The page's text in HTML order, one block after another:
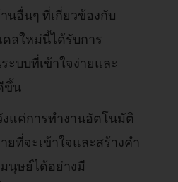
นอื่นๆ ที่เกี่ยวข้องกับ
ลใหม่นี้ได้รับการ
ะบบที่เข้าใจง่ายและ
ขึ้น
แค่การทำงานอัตโนมัติ
ยที่จะเข้าใจและสร้างคำ
นุษย์ได้อย่างมี